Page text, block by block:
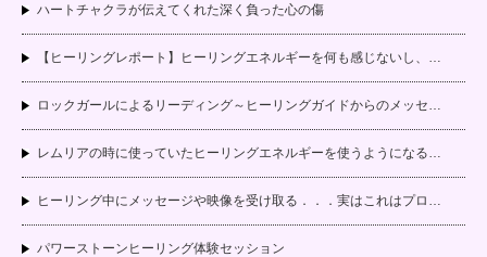
ハートチャクラが伝えてくれた深く負った心の傷
【ヒーリングレポート】ヒーリングエネルギーを何も感じないし、…
ロックガールによるリーディング～ヒーリングガイドからのメッセ…
レムリアの時に使っていたヒーリングエネルギーを使うようになる…
ヒーリング中にメッセージや映像を受け取る．．．実はこれはプロ…
パワーストーンヒーリング体験セッション